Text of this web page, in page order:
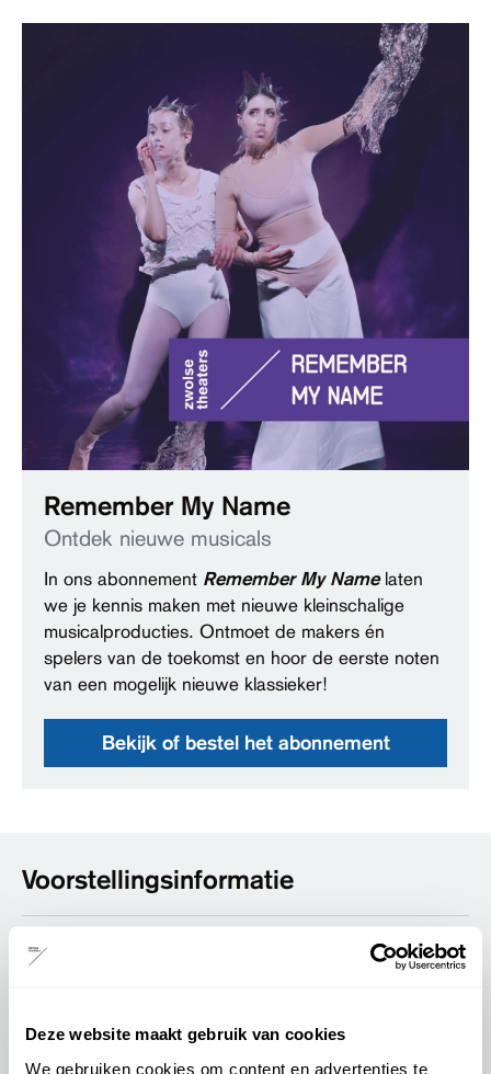
Deze website maakt gebruik van cookies
We gebruiken cookies om content en advertenties te
Remember My Name
Ontdek nieuwe musicals
In ons abonnement Remember My Namelaten
we je kennis maken met nieuwe kleinschalige
musicalproducties. Ontmoet de makers én
spelers van de toekomst en hoor de eerste noten
van een mogelijk nieuwe klassieker!
Bekijk of bestel het abonnement
Voorstellingsinformatie